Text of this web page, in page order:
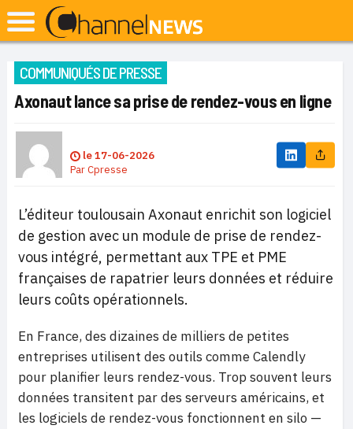
COMMUNIQUÉS DE PRESSE
Axonaut lance sa prise de rendez-vous en ligne
le17-06-2026
ParCpresse
L’éditeur toulousain Axonaut enrichit son logiciel
de gestion avec un module de prise de rendez-
vous intégré, permettant aux TPE et PME
françaises de rapatrier leurs données et réduire
leurs coûts opérationnels.
En France, des dizaines de milliers de petites
entreprises utilisent des outils comme Calendly
pour planifier leurs rendez-vous. Trop souvent leurs
données transitent par des serveurs américains, et
les logiciels de rendez-vous fonctionnent en silo —